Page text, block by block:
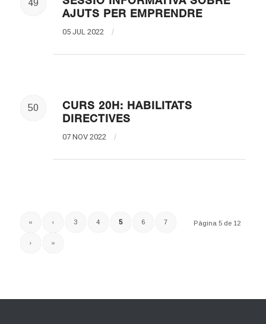
49
AJUTS PER EMPRENDRE
05 JUL 2022 /
50
CURS 20H: HABILITATS
DIRECTIVES
07 NOV 2022 /
Pàgina 5 de 12
« ‹ 3 4 5 6 7
› »